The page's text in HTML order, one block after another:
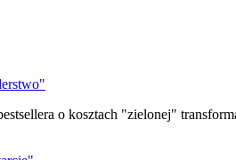
o kosztach "zielonej"